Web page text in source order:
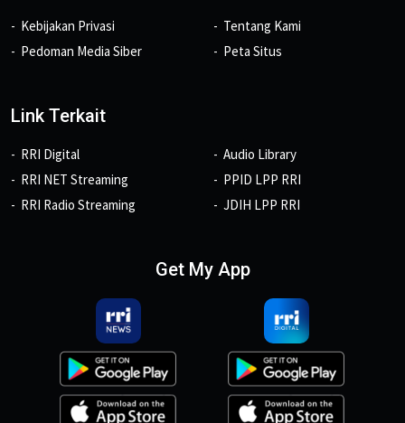
Kebijakan Privasi
Pedoman Media Siber
Tentang Kami
Peta Situs
Link Terkait
RRI Digital
RRI NET Streaming
RRI Radio Streaming
Audio Library
PPID LPP RRI
JDIH LPP RRI
Get My App